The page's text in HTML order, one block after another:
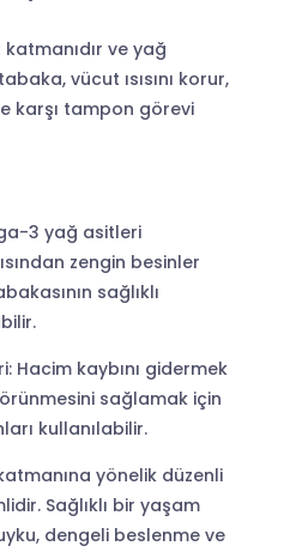
ve yağ
vücut ısısını korur,
karşı tampon görevi
3 yağ asitleri
zengin besinler
sağlıklı
Hacim kaybını gidermek
sağlamak için
kullanılabilir.
yönelik düzenli
Sağlıklı bir yaşam
dengeli beslenme ve